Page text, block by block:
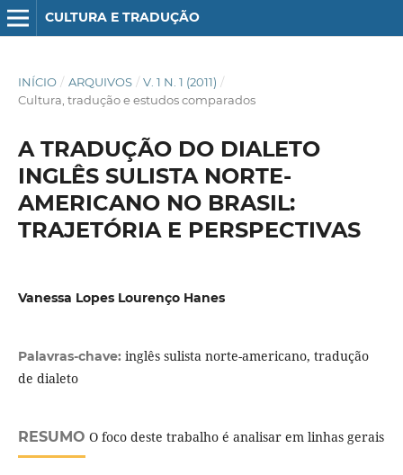
CULTURA E TRADUÇÃO
INÍCIO / ARQUIVOS / V. 1 N. 1 (2011) /
Cultura, tradução e estudos comparados
A TRADUÇÃO DO DIALETO
INGLÊS SULISTA NORTE-
AMERICANO NO BRASIL:
TRAJETÓRIA E PERSPECTIVAS
Vanessa Lopes Lourenço Hanes
Palavras-chave: inglês sulista norte-americano, tradução
de dialeto
RESUMO O foco deste trabalho é analisar em linhas gerais